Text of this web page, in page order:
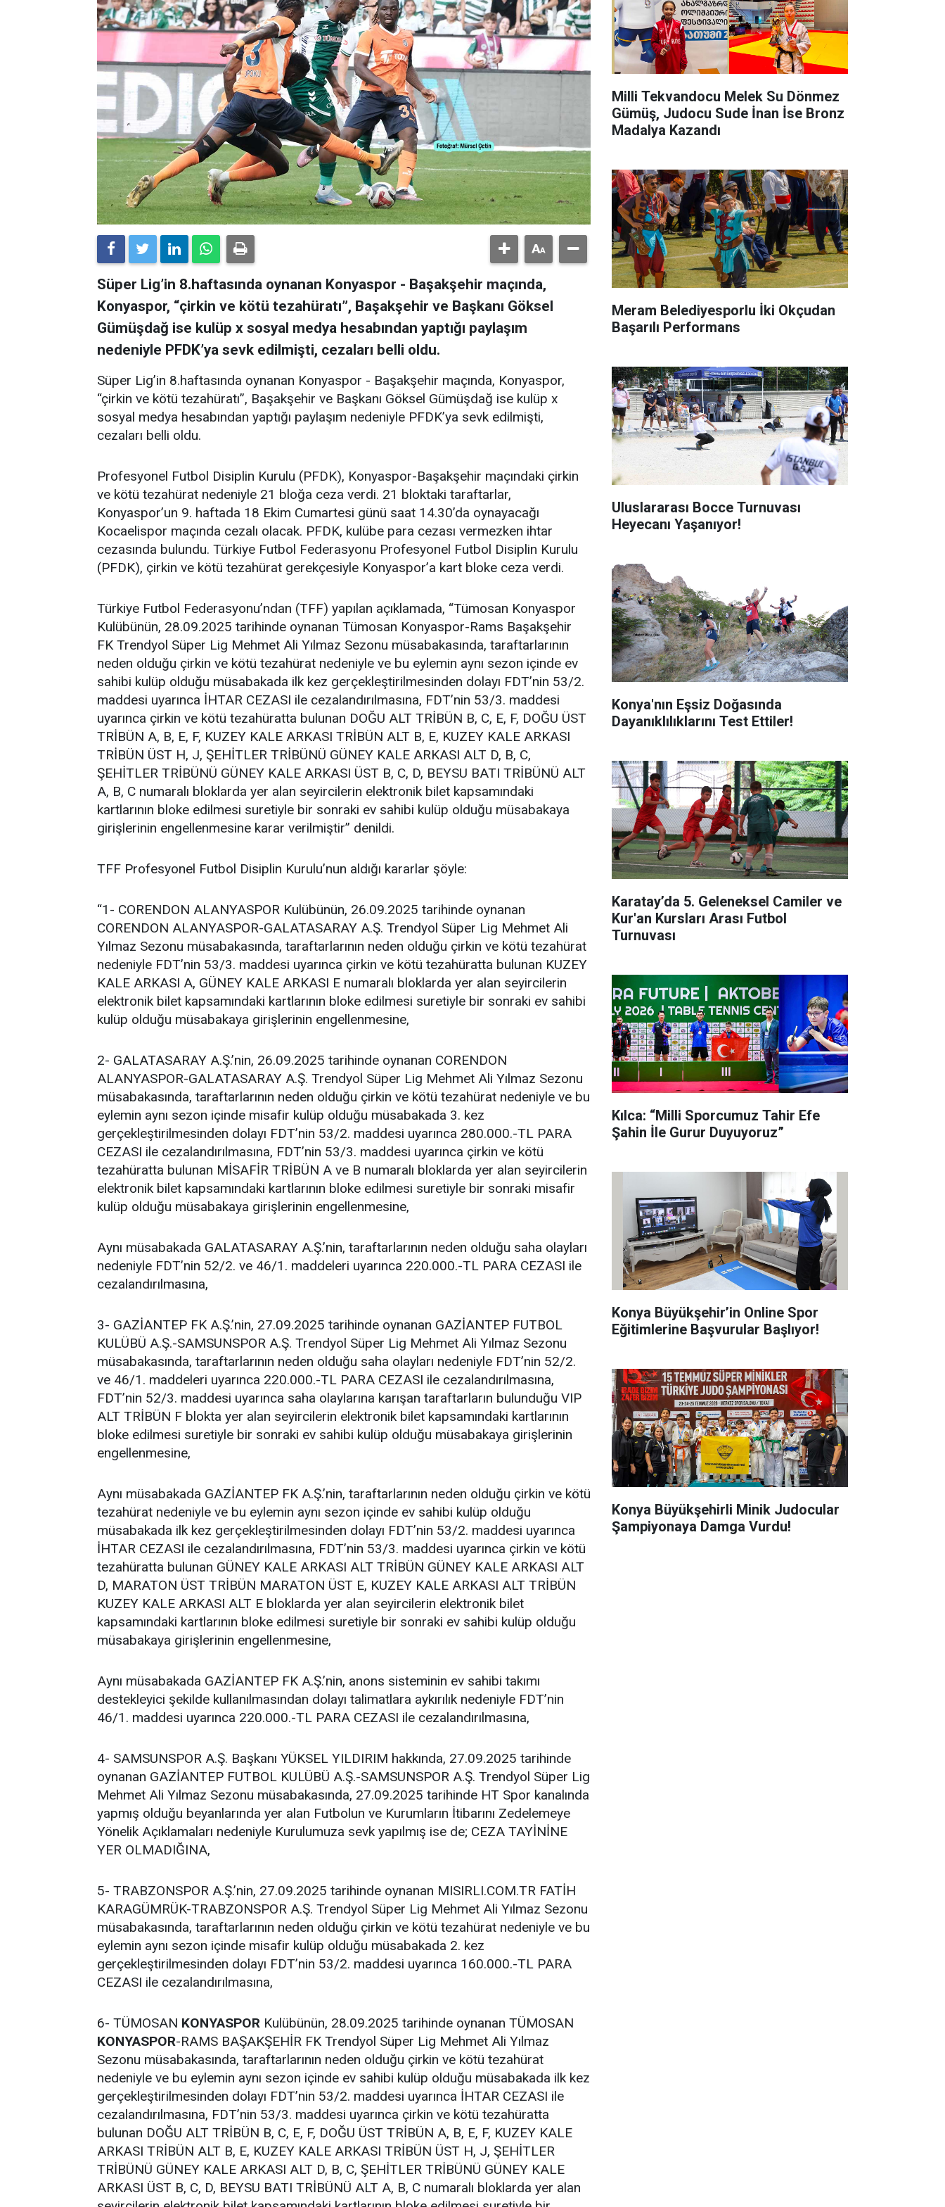
Süper Lig’in 8.haftasında oynanan Konyaspor - Başakşehir maçında,
Konyaspor, “çirkin ve kötü tezahüratı”, Başakşehir ve Başkanı Göksel
Gümüşdağ ise kulüp x sosyal medya hesabından yaptığı paylaşım
nedeniyle PFDK’ya sevk edilmişti, cezaları belli oldu.
Süper Lig’in 8.haftasında oynanan Konyaspor - Başakşehir maçında, Konyaspor,
“çirkin ve kötü tezahüratı”, Başakşehir ve Başkanı Göksel Gümüşdağ ise kulüp x
sosyal medya hesabından yaptığı paylaşım nedeniyle PFDK’ya sevk edilmişti,
cezaları belli oldu.
Profesyonel Futbol Disiplin Kurulu (PFDK), Konyaspor-Başakşehir maçındaki çirkin
ve kötü tezahürat nedeniyle 21 bloğa ceza verdi. 21 bloktaki taraftarlar,
Konyaspor’un 9. haftada 18 Ekim Cumartesi günü saat 14.30’da oynayacağı
Kocaelispor maçında cezalı olacak. PFDK, kulübe para cezası vermezken ihtar
cezasında bulundu. Türkiye Futbol Federasyonu Profesyonel Futbol Disiplin Kurulu
(PFDK), çirkin ve kötü tezahürat gerekçesiyle Konyaspor’a kart bloke ceza verdi.
Türkiye Futbol Federasyonu’ndan (TFF) yapılan açıklamada, “Tümosan Konyaspor
Kulübünün, 28.09.2025 tarihinde oynanan Tümosan Konyaspor-Rams Başakşehir
FK Trendyol Süper Lig Mehmet Ali Yılmaz Sezonu müsabakasında, taraftarlarının
neden olduğu çirkin ve kötü tezahürat nedeniyle ve bu eylemin aynı sezon içinde ev
sahibi kulüp olduğu müsabakada ilk kez gerçekleştirilmesinden dolayı FDT’nin 53/2.
maddesi uyarınca İHTAR CEZASI ile cezalandırılmasına, FDT’nin 53/3. maddesi
uyarınca çirkin ve kötü tezahüratta bulunan DOĞU ALT TRİBÜN B, C, E, F, DOĞU ÜST
TRİBÜN A, B, E, F, KUZEY KALE ARKASI TRİBÜN ALT B, E, KUZEY KALE ARKASI
TRİBÜN ÜST H, J, ŞEHİTLER TRİBÜNÜ GÜNEY KALE ARKASI ALT D, B, C,
ŞEHİTLER TRİBÜNÜ GÜNEY KALE ARKASI ÜST B, C, D, BEYSU BATI TRİBÜNÜ ALT
A, B, C numaralı bloklarda yer alan seyircilerin elektronik bilet kapsamındaki
kartlarının bloke edilmesi suretiyle bir sonraki ev sahibi kulüp olduğu müsabakaya
girişlerinin engellenmesine karar verilmiştir” denildi.
TFF Profesyonel Futbol Disiplin Kurulu’nun aldığı kararlar şöyle:
“1- CORENDON ALANYASPOR Kulübünün, 26.09.2025 tarihinde oynanan
CORENDON ALANYASPOR-GALATASARAY A.Ş. Trendyol Süper Lig Mehmet Ali
Yılmaz Sezonu müsabakasında, taraftarlarının neden olduğu çirkin ve kötü tezahürat
nedeniyle FDT’nin 53/3. maddesi uyarınca çirkin ve kötü tezahüratta bulunan KUZEY
KALE ARKASI A, GÜNEY KALE ARKASI E numaralı bloklarda yer alan seyircilerin
elektronik bilet kapsamındaki kartlarının bloke edilmesi suretiyle bir sonraki ev sahibi
kulüp olduğu müsabakaya girişlerinin engellenmesine,
2- GALATASARAY A.Ş.’nin, 26.09.2025 tarihinde oynanan CORENDON
ALANYASPOR-GALATASARAY A.Ş. Trendyol Süper Lig Mehmet Ali Yılmaz Sezonu
müsabakasında, taraftarlarının neden olduğu çirkin ve kötü tezahürat nedeniyle ve bu
eylemin aynı sezon içinde misafir kulüp olduğu müsabakada 3. kez
gerçekleştirilmesinden dolayı FDT’nin 53/2. maddesi uyarınca 280.000.-TL PARA
CEZASI ile cezalandırılmasına, FDT’nin 53/3. maddesi uyarınca çirkin ve kötü
tezahüratta bulunan MİSAFİR TRİBÜN A ve B numaralı bloklarda yer alan seyircilerin
elektronik bilet kapsamındaki kartlarının bloke edilmesi suretiyle bir sonraki misafir
kulüp olduğu müsabakaya girişlerinin engellenmesine,
Aynı müsabakada GALATASARAY A.Ş.’nin, taraftarlarının neden olduğu saha olayları
nedeniyle FDT’nin 52/2. ve 46/1. maddeleri uyarınca 220.000.-TL PARA CEZASI ile
cezalandırılmasına,
3- GAZİANTEP FK A.Ş.’nin, 27.09.2025 tarihinde oynanan GAZİANTEP FUTBOL
KULÜBÜ A.Ş.-SAMSUNSPOR A.Ş. Trendyol Süper Lig Mehmet Ali Yılmaz Sezonu
müsabakasında, taraftarlarının neden olduğu saha olayları nedeniyle FDT’nin 52/2.
ve 46/1. maddeleri uyarınca 220.000.-TL PARA CEZASI ile cezalandırılmasına,
FDT’nin 52/3. maddesi uyarınca saha olaylarına karışan taraftarların bulunduğu VIP
ALT TRİBÜN F blokta yer alan seyircilerin elektronik bilet kapsamındaki kartlarının
bloke edilmesi suretiyle bir sonraki ev sahibi kulüp olduğu müsabakaya girişlerinin
engellenmesine,
Aynı müsabakada GAZİANTEP FK A.Ş.’nin, taraftarlarının neden olduğu çirkin ve kötü
tezahürat nedeniyle ve bu eylemin aynı sezon içinde ev sahibi kulüp olduğu
müsabakada ilk kez gerçekleştirilmesinden dolayı FDT’nin 53/2. maddesi uyarınca
İHTAR CEZASI ile cezalandırılmasına, FDT’nin 53/3. maddesi uyarınca çirkin ve kötü
tezahüratta bulunan GÜNEY KALE ARKASI ALT TRİBÜN GÜNEY KALE ARKASI ALT
D, MARATON ÜST TRİBÜN MARATON ÜST E, KUZEY KALE ARKASI ALT TRİBÜN
KUZEY KALE ARKASI ALT E bloklarda yer alan seyircilerin elektronik bilet
kapsamındaki kartlarının bloke edilmesi suretiyle bir sonraki ev sahibi kulüp olduğu
müsabakaya girişlerinin engellenmesine,
Aynı müsabakada GAZİANTEP FK A.Ş.’nin, anons sisteminin ev sahibi takımı
destekleyici şekilde kullanılmasından dolayı talimatlara aykırılık nedeniyle FDT’nin
46/1. maddesi uyarınca 220.000.-TL PARA CEZASI ile cezalandırılmasına,
4- SAMSUNSPOR A.Ş. Başkanı YÜKSEL YILDIRIM hakkında, 27.09.2025 tarihinde
oynanan GAZİANTEP FUTBOL KULÜBÜ A.Ş.-SAMSUNSPOR A.Ş. Trendyol Süper Lig
Mehmet Ali Yılmaz Sezonu müsabakasında, 27.09.2025 tarihinde HT Spor kanalında
yapmış olduğu beyanlarında yer alan Futbolun ve Kurumların İtibarını Zedelemeye
Yönelik Açıklamaları nedeniyle Kurulumuza sevk yapılmış ise de; CEZA TAYİNİNE
YER OLMADIĞINA,
5- TRABZONSPOR A.Ş.’nin, 27.09.2025 tarihinde oynanan MISIRLI.COM.TR FATİH
KARAGÜMRÜK-TRABZONSPOR A.Ş. Trendyol Süper Lig Mehmet Ali Yılmaz Sezonu
müsabakasında, taraftarlarının neden olduğu çirkin ve kötü tezahürat nedeniyle ve bu
eylemin aynı sezon içinde misafir kulüp olduğu müsabakada 2. kez
gerçekleştirilmesinden dolayı FDT’nin 53/2. maddesi uyarınca 160.000.-TL PARA
CEZASI ile cezalandırılmasına,
6- TÜMOSAN KONYASPOR Kulübünün, 28.09.2025 tarihinde oynanan TÜMOSAN
KONYASPOR-RAMS BAŞAKŞEHİR FK Trendyol Süper Lig Mehmet Ali Yılmaz
Sezonu müsabakasında, taraftarlarının neden olduğu çirkin ve kötü tezahürat
nedeniyle ve bu eylemin aynı sezon içinde ev sahibi kulüp olduğu müsabakada ilk kez
gerçekleştirilmesinden dolayı FDT’nin 53/2. maddesi uyarınca İHTAR CEZASI ile
cezalandırılmasına, FDT’nin 53/3. maddesi uyarınca çirkin ve kötü tezahüratta
bulunan DOĞU ALT TRİBÜN B, C, E, F, DOĞU ÜST TRİBÜN A, B, E, F, KUZEY KALE
ARKASI TRİBÜN ALT B, E, KUZEY KALE ARKASI TRİBÜN ÜST H, J, ŞEHİTLER
TRİBÜNÜ GÜNEY KALE ARKASI ALT D, B, C, ŞEHİTLER TRİBÜNÜ GÜNEY KALE
ARKASI ÜST B, C, D, BEYSU BATI TRİBÜNÜ ALT A, B, C numaralı bloklarda yer alan
Milli Tekvandocu Melek Su Dönmez
Gümüş, Judocu Sude İnan İse Bronz
Madalya Kazandı
Meram Belediyesporlu İki Okçudan
Başarılı Performans
Uluslararası Bocce Turnuvası
Heyecanı Yaşanıyor!
Konya'nın Eşsiz Doğasında
Dayanıklılıklarını Test Ettiler!
Karatay’da 5. Geleneksel Camiler ve
Kur'an Kursları Arası Futbol
Turnuvası
Kılca: “Milli Sporcumuz Tahir Efe
Şahin İle Gurur Duyuyoruz”
Konya Büyükşehir’in Online Spor
Eğitimlerine Başvurular Başlıyor!
Konya Büyükşehirli Minik Judocular
Şampiyonaya Damga Vurdu!